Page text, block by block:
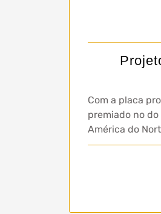
Com a placa
premiado no
América do